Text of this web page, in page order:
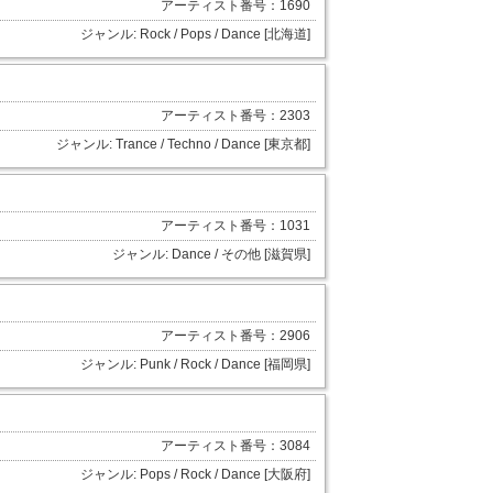
アーティスト番号：1690
ジャンル: Rock / Pops / Dance [北海道]
アーティスト番号：2303
ジャンル: Trance / Techno / Dance [東京都]
アーティスト番号：1031
ジャンル: Dance / その他 [滋賀県]
アーティスト番号：2906
ジャンル: Punk / Rock / Dance [福岡県]
アーティスト番号：3084
ジャンル: Pops / Rock / Dance [大阪府]